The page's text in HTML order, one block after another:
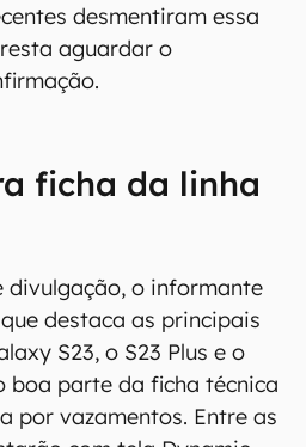
desmentiram essa
aguardar o
ficha da linha
divulgação, o informante
destaca as principais
S23, o S23 Plus e o
boa parte da ficha técnica
por vazamentos. Entre as